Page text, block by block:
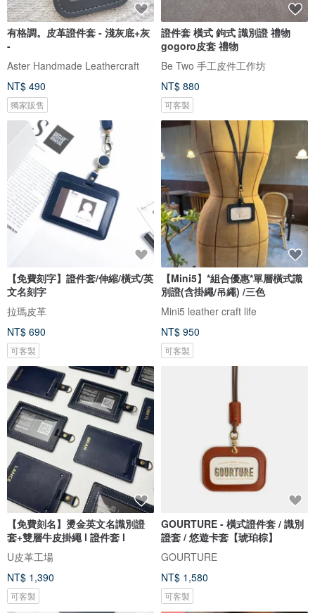
有格調。皮革證件套 - 淺灰底+灰
-
Aster Handmade Leathercraft
NT$ 490
獨家販售
證件套 橫式 鉤式 識別證 禮物
gogoro皮套 禮物
Be Two 手工皮件工作坊
NT$ 880
可客製
【免費刻字】證件套/伸縮/橫式/英
文名刻字
拉瑪皮革
NT$ 690
可客製
【Mini5】*組合優惠*單層橫式識
別證(含掛繩/吊繩) /三色
Mini5 leather craft life
NT$ 950
可客製
【免費刻名】燙金英文名識別證
套+雙層牛皮掛繩 l 證件套 l
U皮革工場
NT$ 1,390
可客製
GOURTURE - 橫式證件套 / 識別
證套 / 悠遊卡套【琥珀棕】
GOURTURE
NT$ 1,580
可客製